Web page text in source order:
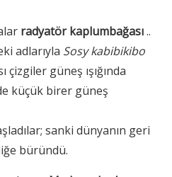
radyatör kaplumbağası..
adlarıyla Sosy kabibikibo
çizgiler güneş ışığında
küçük birer güneş
sanki dünyanın geri
büründü.